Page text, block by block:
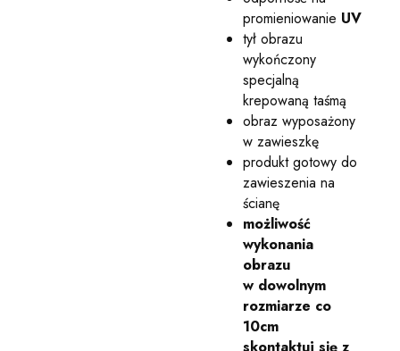
promieniowanie UV
tył obrazu
wykończony
specjalną
krepowaną taśmą
obraz wyposażony
w zawieszkę
produkt gotowy do
zawieszenia na
ścianę
możliwość
wykonania
obrazu
w dowolnym
rozmiarze co
10cm